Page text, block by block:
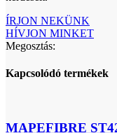
ÍRJON NEKÜNK
HÍVJON MINKET
Megosztás:
Kapcsolódó termékek
MAPEFIBRE